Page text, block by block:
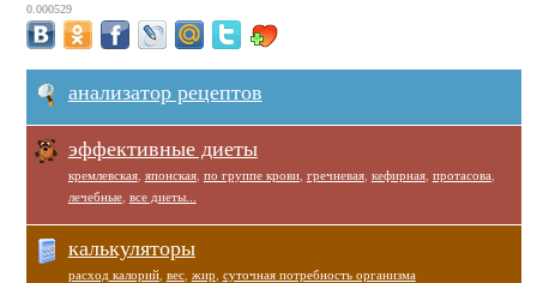
0.000529
анализатор рецептов
эффективные диеты
кремлевская, японская, по группе крови, гречневая, кефирная, протасова
лечебные, все диеты...
калькуляторы
расход калорий, вес, жир суточная потребность организма